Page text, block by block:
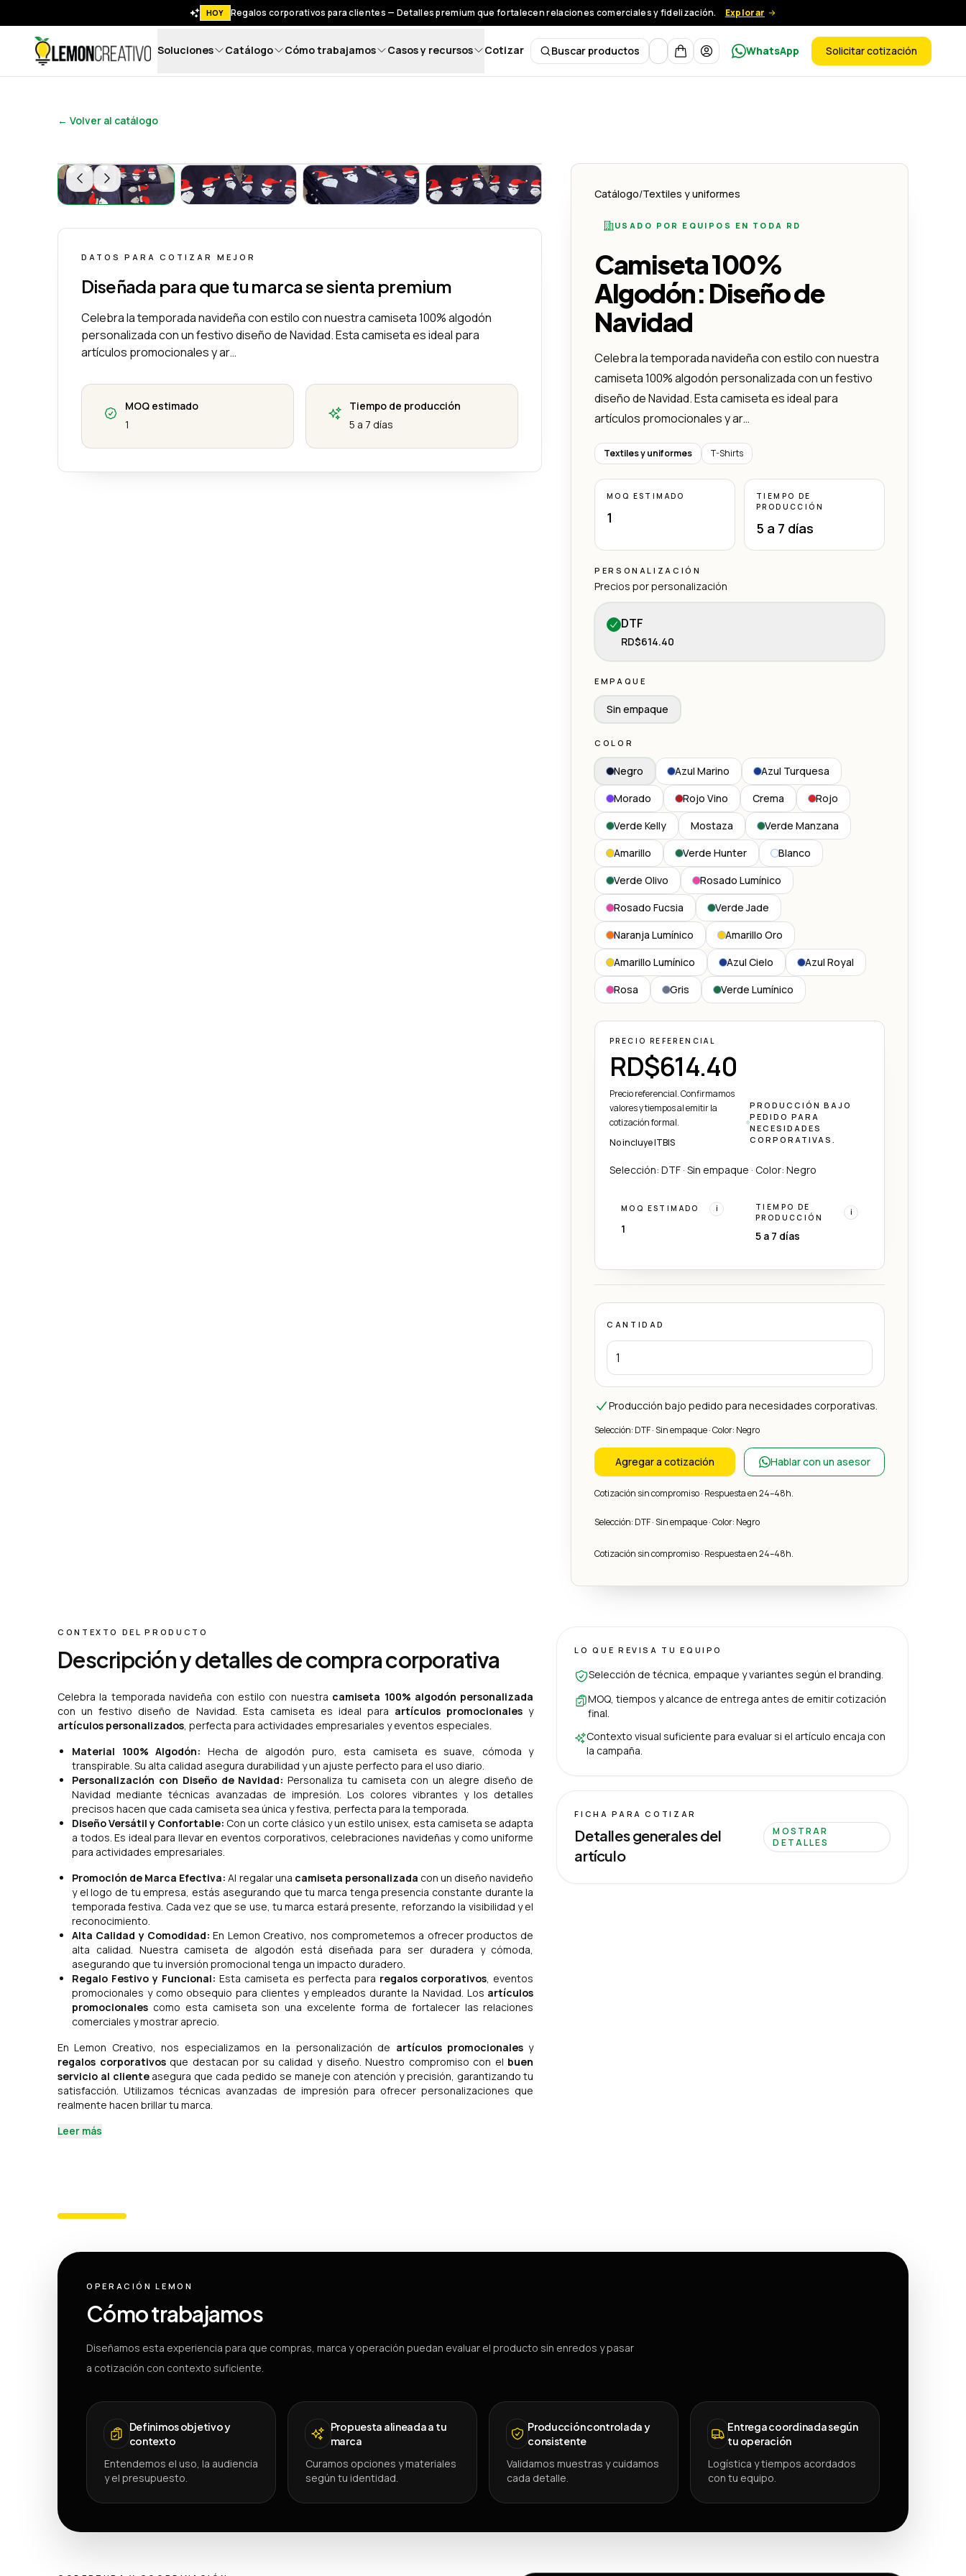
HOY Regalos corporativos para clientes — Detalles premium que fortalecen relaciones comerciales y fidelización. Explorar
Lemon Creativo
Soluciones Catálogo Cómo trabajamos Casos y recursos Cotizar Buscar productos
Buscar productos
Moneda WhatsApp Solicitar cotización
← Volver al catálogo
Camiseta 100% Algodón: Diseño de Navidad - Lemon Creativo
Camiseta 100% Algodón: Diseño de Navidad - Lemon Creativo
Camiseta 100% Algodón: Diseño de Navidad - Lemon Creativo
Camiseta 100% Algodón: Diseño de Navidad - Lemon Creativo
DATOS PARA COTIZAR MEJOR
Diseñada para que tu marca se sienta premium
Celebra la temporada navideña con estilo con nuestra camiseta 100% algodón
personalizada con un festivo diseño de Navidad. Esta camiseta es ideal para
artículos promocionales y ar…
MOQ estimado
1
Tiempo de producción
5 a 7 días
Catálogo/Textiles y uniformes
USADO POR EQUIPOS EN TODA RD
Camiseta 100%
Algodón: Diseño de
Navidad
Celebra la temporada navideña con estilo con nuestra
camiseta 100% algodón personalizada con un festivo
diseño de Navidad. Esta camiseta es ideal para
artículos promocionales y ar…
Textiles y uniformes T-Shirts
MOQ ESTIMADO
1
TIEMPO DE
PRODUCCIÓN
5 a 7 días
PERSONALIZACIÓN
Precios por personalización
DTF
RD$614.40
EMPAQUE
Sin empaque
COLOR
Negro Azul Marino
Azul Turquesa
Morado
Rojo Vino Crema
Rojo
Verde Kelly
Mostaza
Verde Manzana
Amarillo
Verde Hunter
Blanco
Verde Olivo
Rosado Lumínico
Rosado Fucsia
Verde Jade
Naranja Lumínico
Amarillo Oro
Amarillo Lumínico
Azul Cielo
Azul Royal
Rosa
Gris Verde Lumínico
PRECIO REFERENCIAL
RD$614.40
Precio referencial. Confirmamos
valores y tiempos al emitir la
cotización formal.
No incluye ITBIS
PRODUCCIÓN BAJO
PEDIDO PARA
NECESIDADES
CORPORATIVAS.
Selección: DTF · Sin empaque · Color: Negro
MOQ ESTIMADO i
1
TIEMPO DE
PRODUCCIÓN
i
5 a 7 días
CANTIDAD
Producción bajo pedido para necesidades corporativas.
Selección: DTF · Sin empaque · Color: Negro
Agregar a cotización Hablar con un asesor
Cotización sin compromiso · Respuesta en 24–48h.
Selección: DTF · Sin empaque · Color: Negro
Cotización sin compromiso · Respuesta en 24–48h.
CONTEXTO DEL PRODUCTO
Descripción y detalles de compra corporativa
Celebra la temporada navideña con estilo con nuestra camiseta 100% algodón personalizada
con un festivo diseño de Navidad. Esta camiseta es ideal para artículos promocionales y
artículos personalizados , perfecta para actividades empresariales y eventos especiales.
Material 100% Algodón: Hecha de algodón puro, esta camiseta es suave, cómoda y
transpirable. Su alta calidad asegura durabilidad y un ajuste perfecto para el uso diario.
Personalización con Diseño de Navidad: Personaliza tu camiseta con un alegre diseño de
Navidad mediante técnicas avanzadas de impresión. Los colores vibrantes y los detalles
precisos hacen que cada camiseta sea única y festiva, perfecta para la temporada.
Diseño Versátil y Confortable: Con un corte clásico y un estilo unisex, esta camiseta se adapta
a todos. Es ideal para llevar en eventos corporativos, celebraciones navideñas y como uniforme
para actividades empresariales.
Promoción de Marca Efectiva: Al regalar una camiseta personalizada con un diseño navideño
y el logo de tu empresa, estás asegurando que tu marca tenga presencia constante durante la
temporada festiva. Cada vez que se use, tu marca estará presente, reforzando la visibilidad y el
reconocimiento.
Alta Calidad y Comodidad: En Lemon Creativo, nos comprometemos a ofrecer productos de
alta calidad. Nuestra camiseta de algodón está diseñada para ser duradera y cómoda,
asegurando que tu inversión promocional tenga un impacto duradero.
Regalo Festivo y Funcional: Esta camiseta es perfecta para regalos corporativos , eventos
promocionales y como obsequio para clientes y empleados durante la Navidad. Los artículos
promocionales como esta camiseta son una excelente forma de fortalecer las relaciones
comerciales y mostrar aprecio.
En Lemon Creativo, nos especializamos en la personalización de artículos promocionales y
regalos corporativosque destacan por su calidad y diseño. Nuestro compromiso con el buen
servicio al clienteasegura que cada pedido se maneje con atención y precisión, garantizando tu
satisfacción. Utilizamos técnicas avanzadas de impresión para ofrecer personalizaciones que
realmente hacen brillar tu marca.
Leer más
LO QUE REVISA TU EQUIPO
Selección de técnica, empaque y variantes según el branding.
MOQ, tiempos y alcance de entrega antes de emitir cotización
final.
Contexto visual suficiente para evaluar si el artículo encaja con
la campaña.
FICHA PARA COTIZAR
Detalles generales del
artículo
MOSTRAR
DETALLES
OPERACIÓN LEMON
Cómo trabajamos
Diseñamos esta experiencia para que compras, marca y operación puedan evaluar el producto sin enredos y pasar
a cotización con contexto suficiente.
Definimos objetivo y
contexto
Entendemos el uso, la audiencia
y el presupuesto.
Propuesta alineada a tu
marca
Curamos opciones y materiales
según tu identidad.
Producción controlada y
consistente
Validamos muestras y cuidamos
cada detalle.
Entrega coordinada según
tu operación
Logística y tiempos acordados
con tu equipo.